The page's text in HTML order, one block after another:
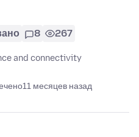
8 267
and connectivity
11 месяцев назад